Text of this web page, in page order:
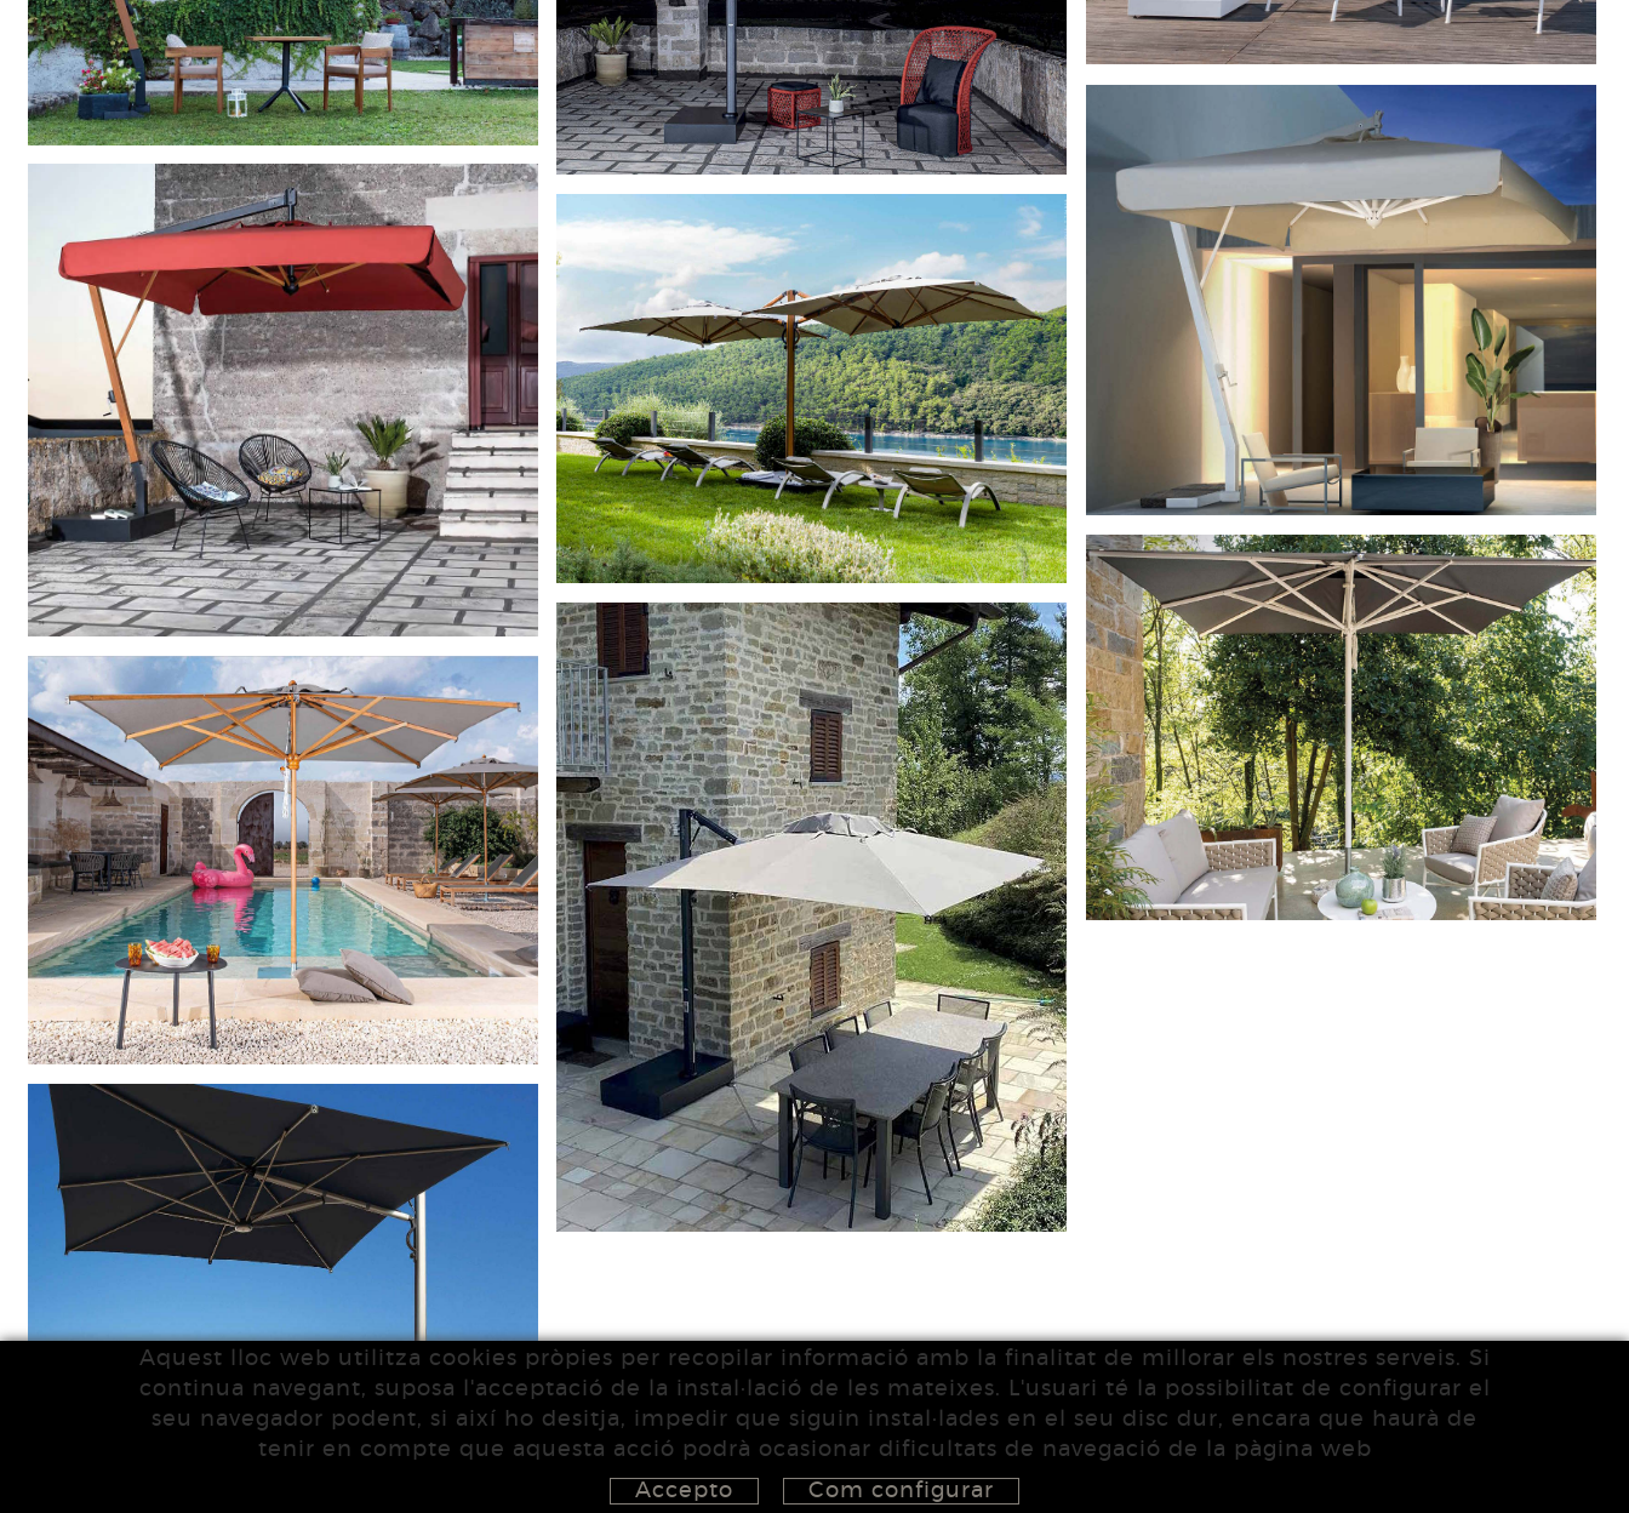
Aquest lloc web utilitza cookies pròpies per recopilar informació amb la finalitat de millorar els nostres serveis. Si
continua navegant, suposa l'acceptació de la instal·lació de les mateixes. L'usuari té la possibilitat de configurar el
seu navegador podent, si així ho desitja, impedir que siguin instal·lades en el seu disc dur, encara que haurà de
tenir en compte que aquesta acció podrà ocasionar dificultats de navegació de la pàgina web
Accepto
Com configurar